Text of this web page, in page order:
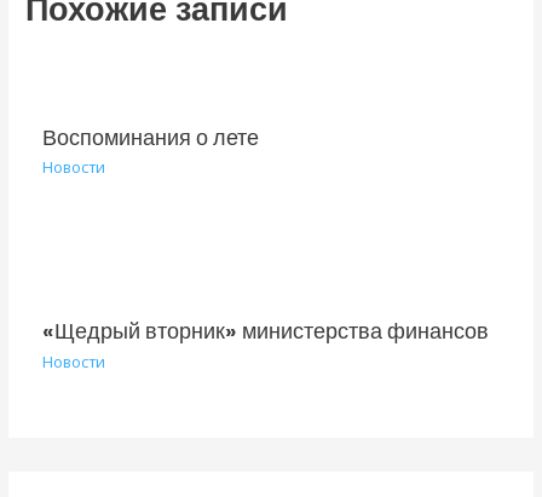
Похожие записи
Воспоминания о лете
Новости
«Щедрый вторник» министерства финансов
Новости